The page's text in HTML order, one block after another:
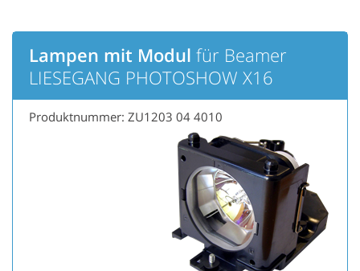
Lampen mit Modul für Beamer
LIESEGANG PHOTOSHOW X16
Produktnummer: ZU1203 04 4010